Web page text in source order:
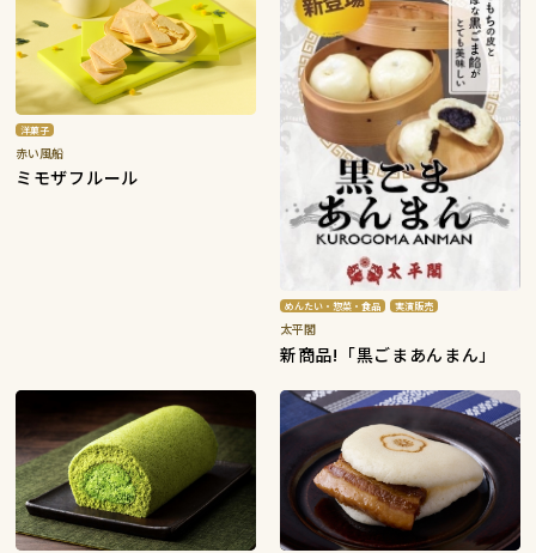
洋菓子
赤い風船
ミモザフルール
めんたい・惣菜・食品 実演販売
太平閣
新商品!「黒ごまあんまん」